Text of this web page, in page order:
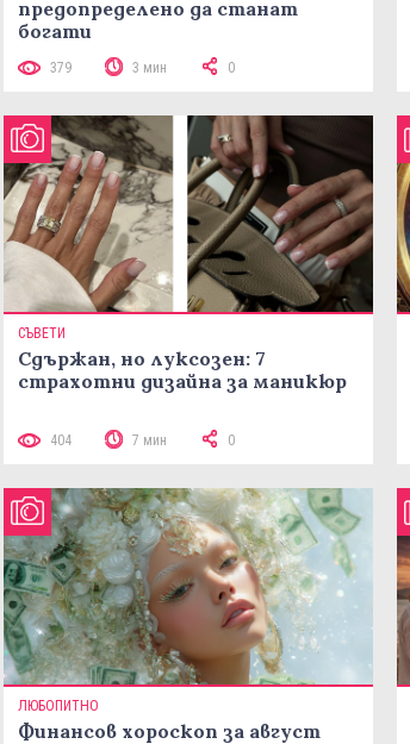
предопределено да станат
богати
379 3 мин 0
СЪВЕТИ
Сдържан, но луксозен: 7
страхотни дизайна за маникюр
404 7 мин 0
ЛЮБОПИТНО
Финансов хороскоп за август